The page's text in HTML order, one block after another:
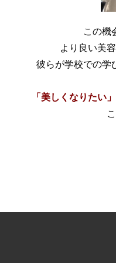
この機
より良い美
彼らが学校での学
「美しくなりたい